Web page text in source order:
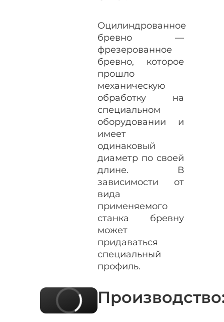
Оцилиндрованное
бревно —
фрезерованное
бревно, которое
прошло
механическую
обработку на
специальном
оборудовании и
имеет
одинаковый
диаметр по своей
длине. В
зависимости от
вида
применяемого
станка бревну
может
придаваться
специальный
профиль.